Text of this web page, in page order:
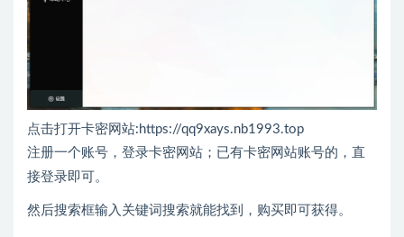
点击打开卡密网站: https://qq9xays.nb1993.top
注册一个账号，登录卡密网站；已有卡密网站账号的，直
接登录即可。
然后搜索框输入关键词搜索就能找到，购买即可获得。